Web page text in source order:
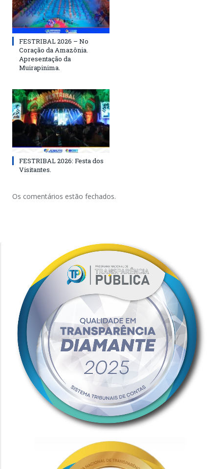
FESTRIBAL 2026 – No
Coração da Amazônia.
Apresentação da
Muirapinima.
FESTRIBAL 2026: Festa dos
Visitantes.
Os comentários estão fechados.